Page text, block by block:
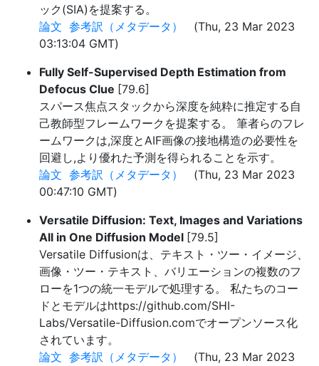
ック(SIA)を提案する。
論文 参考訳（メタデータ）
(Thu, 23 Mar 2023
03:13:04 GMT)
Fully Self-Supervised Depth Estimation from
Defocus Clue [79.6]
スパース焦点スタックから深度を純粋に推定する自
己教師型フレームワークを提案する。 筆者らのフレ
ームワークは,深度とAIF画像の接地構造の必要性を
回避し,より優れた予測を得られることを示す。
論文 参考訳（メタデータ）
(Thu, 23 Mar 2023
00:47:10 GMT)
Versatile Diffusion: Text, Images and Variations
All in One Diffusion Model [79.5]
Versatile Diffusionは、テキスト・ツー・イメージ、
画像・ツー・テキスト、バリエーションの複数のフ
ローを1つの統一モデルで処理する。 私たちのコー
ドとモデルはhttps://github.com/SHI-
Labs/Versatile-Diffusion.comでオープンソース化
されています。
論文 参考訳（メタデータ）
(Thu, 23 Mar 2023